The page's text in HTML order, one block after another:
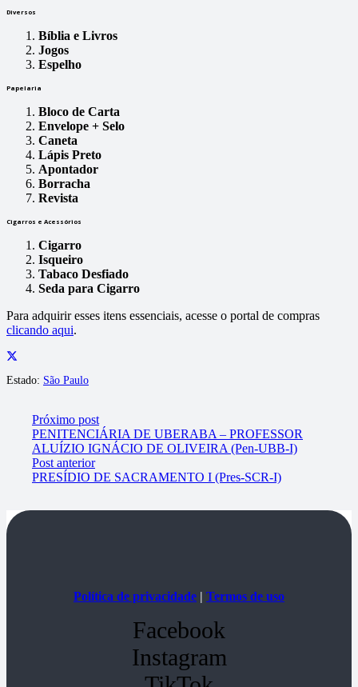
Diversos
Bíblia e Livros
Jogos
Espelho
Papelaria
Bloco de Carta
Envelope + Selo
Caneta
Lápis Preto
Apontador
Borracha
Revista
Cigarros e Acessórios
Cigarro
Isqueiro
Tabaco Desfiado
Seda para Cigarro
Para adquirir esses itens essenciais, acesse o portal de compras
clicando aqui.
Estado: São Paulo
Próximo post
PENITENCIÁRIA DE UBERABA – PROFESSOR
ALUÍZIO IGNÁCIO DE OLIVEIRA (Pen-UBB-I)
Post anterior
PRESÍDIO DE SACRAMENTO I (Pres-SCR-I)
Política de privacidade | Termos de uso
Facebook
Instagram